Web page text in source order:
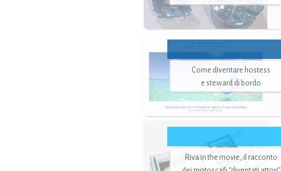
Come diventare hostess
e steward di bordo
Riva in the movie, il racconto